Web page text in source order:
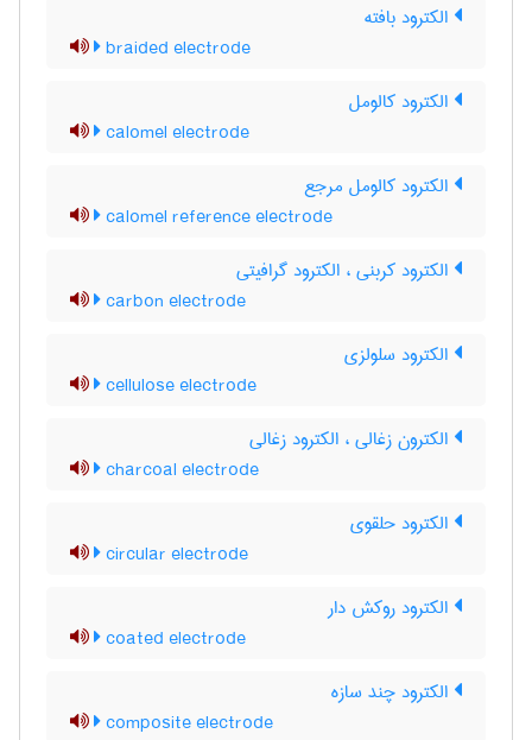
الکترود بافته
braided electrode
الکترود کالومل
calomel electrode
الکترود کالومل مرجع
calomel reference electrode
الکترود کربنی ، الکترود گرافیتی
carbon electrode
الکترود سلولزی
cellulose electrode
الکترون زغالی ، الکترود زغالی
charcoal electrode
الکترود حلقوی
circular electrode
الکترود روکش دار
coated electrode
الکترود چند سازه
composite electrode